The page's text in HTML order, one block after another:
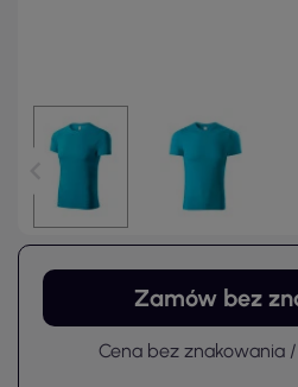
Zamów bez
Cena bez znakowania